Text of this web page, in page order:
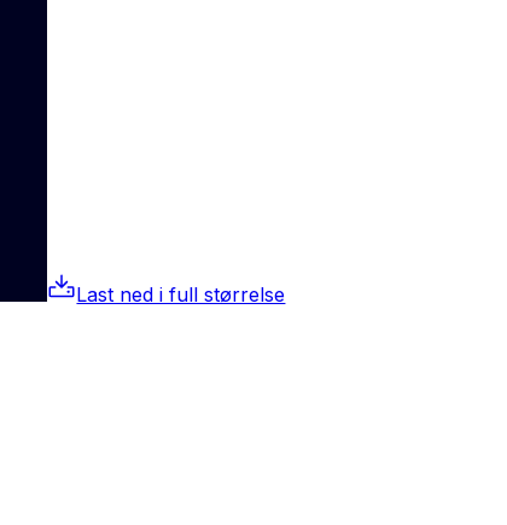
Last ned i full størrelse